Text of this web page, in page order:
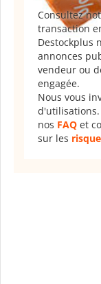
Consultez
transaction
Destockplus
annonces
vendeur ou
engagée.
Nous vous
d'utilisations.
nos FAQ et
sur les